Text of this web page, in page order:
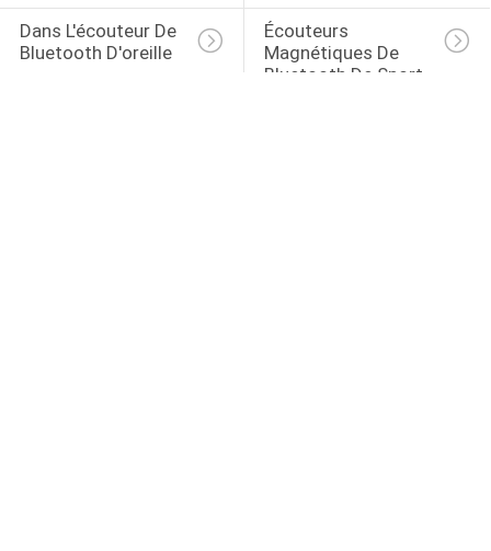
Dans L'écouteur De
Bluetooth D'oreille
Écouteurs
Magnétiques De
Bluetooth De Sport